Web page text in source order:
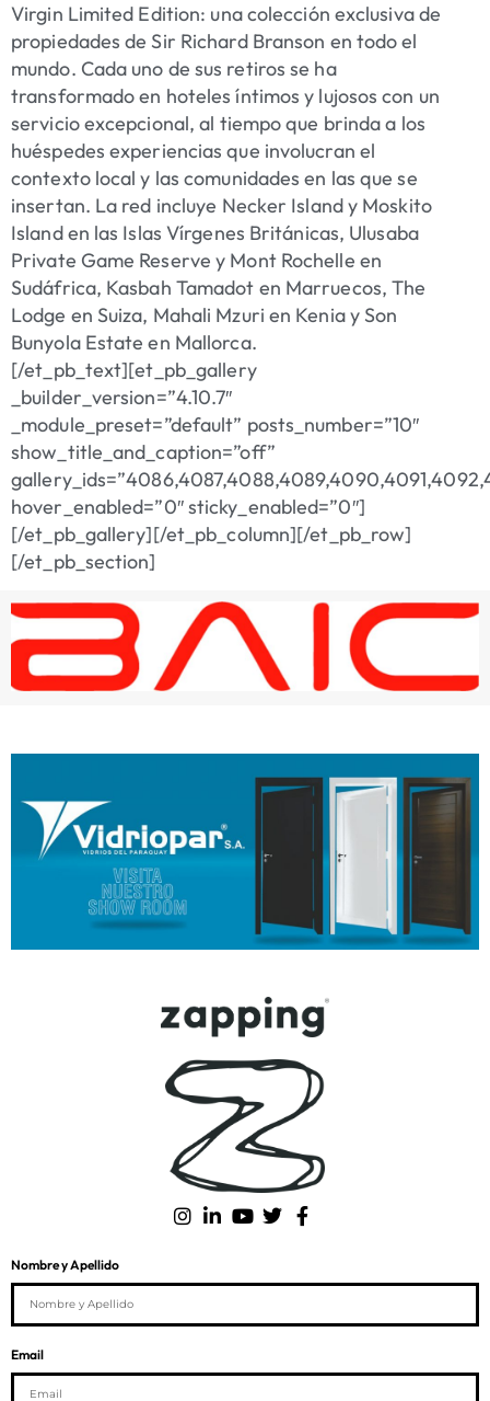
Virgin Limited Edition: una colección exclusiva de
propiedades de Sir Richard Branson en todo el
mundo. Cada uno de sus retiros se ha
transformado en hoteles íntimos y lujosos con un
servicio excepcional, al tiempo que brinda a los
huéspedes experiencias que involucran el
contexto local y las comunidades en las que se
insertan. La red incluye Necker Island y Moskito
Island en las Islas Vírgenes Británicas, Ulusaba
Private Game Reserve y Mont Rochelle en
Sudáfrica, Kasbah Tamadot en Marruecos, The
Lodge en Suiza, Mahali Mzuri en Kenia y Son
Bunyola Estate en Mallorca.
[/et_pb_text][et_pb_gallery
_builder_version=”4.10.7″
_module_preset=”default” posts_number=”10″
show_title_and_caption=”off”
hover_enabled=”0″ sticky_enabled=”0″]
[/et_pb_gallery][/et_pb_column][/et_pb_row]
[/et_pb_section]
Nombre y Apellido
Email